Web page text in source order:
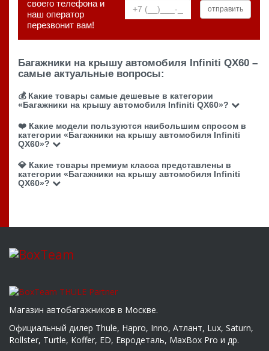
своего телефона и
наш оператор
перезвонит вам!
Багажники на крышу автомобиля Infiniti QX60 –
самые актуальные вопросы:
💰 Какие товары самые дешевые в категории
«Багажники на крышу автомобиля Infiniti QX60»?
❤️ Какие модели пользуются наибольшим спросом в
категории «Багажники на крышу автомобиля Infiniti
QX60»?
💎 Какие товары премиум класса представлены в
категории «Багажники на крышу автомобиля Infiniti
QX60»?
Магазин автобагажников в Москве.
Официальный дилер Thule, Hapro, Inno, Атлант, Lux, Saturn,
Rollster, Turtle, Koffer, ED, Евродеталь, MaxBox Pro и др.